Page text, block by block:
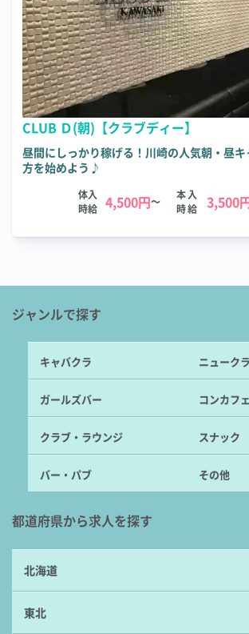
CLUB Ｄ(朝)【クラブディー】
昼間にしっかり稼げる！川崎の人気朝・昼
方を始めよう♪
体入
時給 4,500円～
本入
時給
3,500
ジャンルで探す
キャバクラ ニューク
ガールズバー コンカフェ
クラブ・ラウンジ スナック
バー・パブ その他
都道府県から求人を探す
北海道
東北